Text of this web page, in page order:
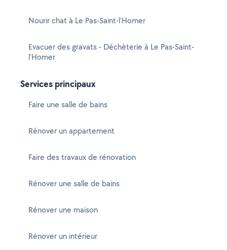
Nourir chat à Le Pas-Saint-l'Homer
Evacuer des gravats - Déchèterie à Le Pas-Saint-
l'Homer
Services principaux
Faire une salle de bains
Rénover un appartement
Faire des travaux de rénovation
Rénover une salle de bains
Rénover une maison
Rénover un intérieur